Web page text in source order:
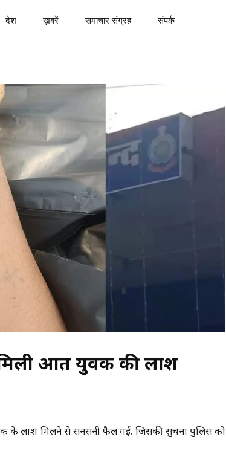
देश ख़बरें समाचार संग्रह संपर्क
अज्ञात युवक की लाश
के लाश मिलने से सनसनी फैल गई. जिसकी सुचना पुलिस को